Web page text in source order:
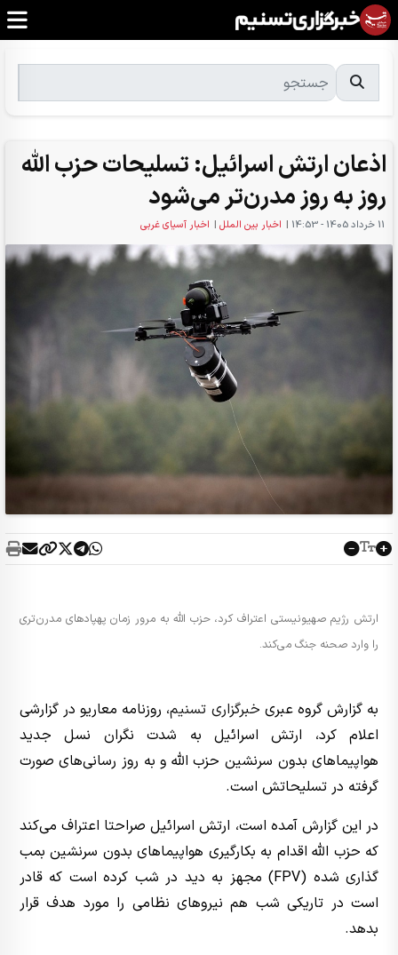
اذعان ارتش اسرائیل: تسلیحات حزب الله
روز به روز مدرن‌تر می‌شود
11 خرداد 1405 - 14:53 | اخبار بین الملل | اخبار آسیای غربی
ارتش رژیم صهیونیستی اعتراف کرد، حزب الله به مرور زمان پهپادهای مدرن‌تری
را وارد صحنه جنگ می‌کند.
به گزارش گروه عبری خبرگزاری تسنیم، روزنامه معاریو در گزارشی
اعلام کرد، ارتش اسرائیل به شدت نگران نسل جدید
هواپیماهای بدون سرنشین حزب الله و به روز رسانی‌های صورت
گرفته در تسلیحاتش است.
در این گزارش آمده است، ارتش اسرائیل صراحتا اعتراف می‌کند
که حزب الله اقدام به بکارگیری هواپیماهای بدون سرنشین بمب
گذاری شده (FPV) مجهز به دید در شب کرده است که قادر
است در تاریکی شب هم نیروهای نظامی را مورد هدف قرار
بدهد.